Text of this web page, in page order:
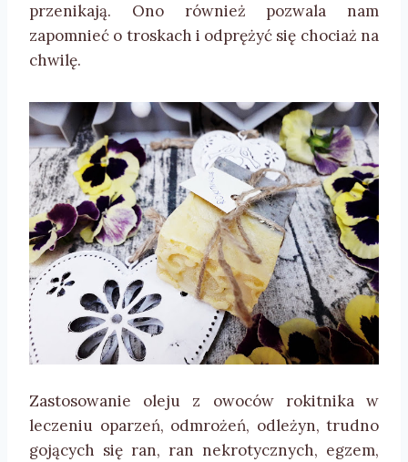
przenikają. Ono również pozwala nam
zapomnieć o troskach i odprężyć się chociaż na
chwilę.
Zastosowanie oleju z owoców rokitnika w
leczeniu oparzeń, odmrożeń, odleżyn, trudno
gojących się ran, ran nekrotycznych, egzem,